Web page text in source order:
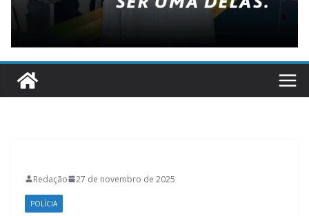
Redação 27 de novembro de 2025
POLÍCIA